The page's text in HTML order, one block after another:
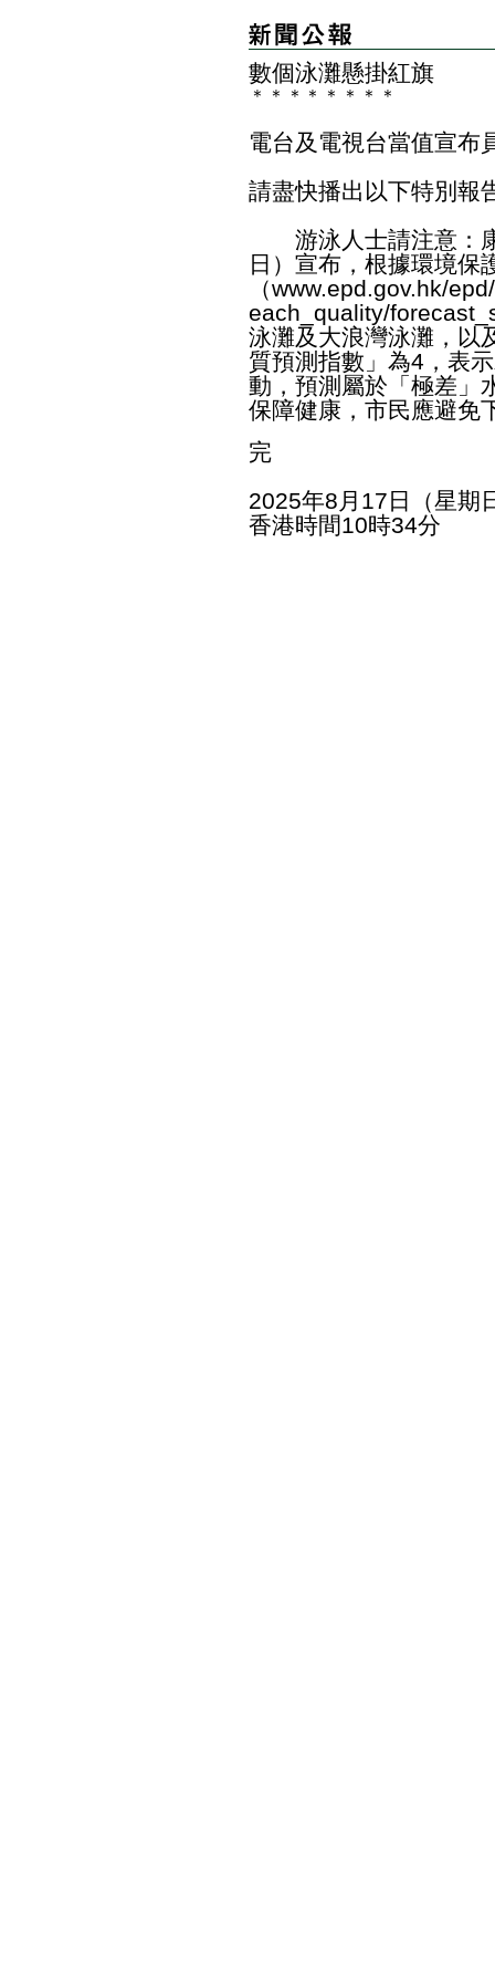
數個泳灘懸掛紅旗
＊ ＊ ＊ ＊ ＊ ＊ ＊ ＊
電台及電視台當值宣布
請盡快播出以下特別報
游泳人士請注意：康
日）宣布，根據環境保
（www.epd.gov.hk/
each_quality/
泳灘及大浪灣泳灘，以
質預測指數」為4，表
動，預測屬於「極差」
保障健康，市民應避免
完
2025年8月17日（星期
香港時間10時34分